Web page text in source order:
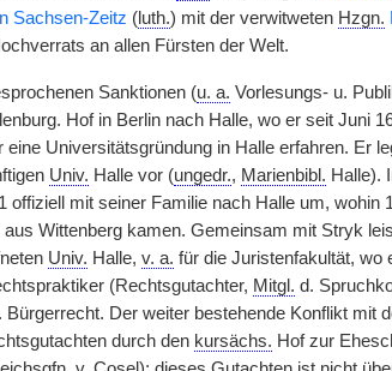
Sachsen-Zeitz (luth.) mit der verwitweten Hzgn.
an allen Fürsten der Welt.
Sanktionen (u. a. Vorlesungs- u.
Hof in Berlin nach Halle, wo er seit Juni
Universitätsgründung in Halle erfahren. Er
Univ. Halle vor (ungedr., Marienbibl. Halle).
offiziell mit seiner Familie nach Halle um, wohin
aus Wittenberg kamen. Gemeinsam mit Stryk
Univ. Halle, v. a. für die Juristenfakultät, wo
(Rechtsgutachter, Mitgl. d.
Bürgerrecht. Der weiter bestehende Konflikt mit
durch den kursächs. Hof zur